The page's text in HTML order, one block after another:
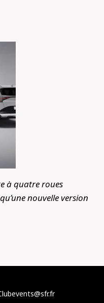
à quatre roues
nouvelle version